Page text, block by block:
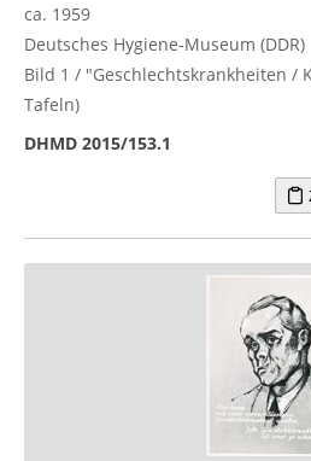
ca. 1959
Deutsches Hygiene-Museum (DDR)
Bild 1 / "Geschlechtskrankheiten /
Tafeln)
DHMD 2015/153.1